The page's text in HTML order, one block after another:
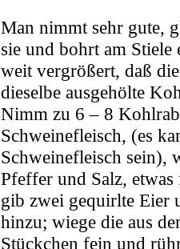
Man nimmt sehr gute,
sie und bohrt am
weit vergrößert, daß
dieselbe ausgehölte
Nimm zu 6 – 8
Schweinefleisch, (es
Schweinefleisch sein),
Pfeffer und Salz,
gib zwei gequirlte Eier
hinzu; wiege die aus
Stückchen fein und